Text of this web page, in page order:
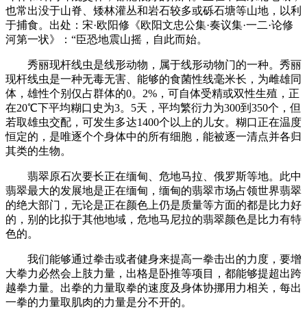
也常出没于山脊、矮林灌丛和岩石较多或砾石塘等山地，以利
于捕食。出处：宋·欧阳修《欧阳文忠公集·奏议集·一二·论修
河第一状》：“臣恐地震山摇，自此而始。
秀丽现杆线虫是线形动物，属于线形动物门的一种。秀丽
现杆线虫是一种无毒无害、能够的食菌性线毫米长，为雌雄同
体，雄性个别仅占群体的0。2%，可自体受精或双性生殖，正
在20℃下平均糊口史为3。5天，平均繁衍力为300到350个，但
若取雄虫交配，可发生多达1400个以上的儿女。糊口正在温度
恒定的，是唯逐个个身体中的所有细胞，能被逐一清点并各归
其类的生物。
翡翠原石次要长正在缅甸、危地马拉、俄罗斯等地。此中
翡翠最大的发展地是正在缅甸，缅甸的翡翠市场占领世界翡翠
的绝大部门，无论是正在颜色上仍是质量等方面的都是比力好
的，别的比拟于其他地域，危地马尼拉的翡翠颜色是比力有特
色的。
我们能够通过拳击或者健身来提高一拳击出的力度，要增
大拳力必然会上肢力量，出格是卧推等项目，都能够提超出跨
越拳力量。出拳的力量取拳的速度及身体协挪用力相关，每出
一拳的力量取肌肉的力量是分不开的。